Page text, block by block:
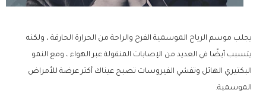
يجلب موسم الرياح الموسمية الفرح والراحة من الحرارة الحارقة ، ولكنه
يتسبب أيضًا في العديد من الإصابات المنقولة عبر الهواء ، ومع النمو
البكتيري الهائل وتفشي الفيروسات تصبح عيناك أكثر عرضة للأمراض
الموسمية.